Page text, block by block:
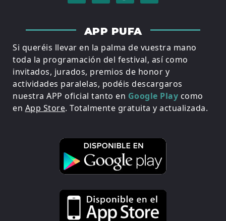
APP PUFA
Si queréis llevar en la palma de vuestra mano
toda la programación del festival, así como
invitados, jurados, premios de honor y
actividades paralelas, podéis descargaros
nuestra APP oficial tanto en Google Play como
en App Store. Totalmente gratuita y actualizada.